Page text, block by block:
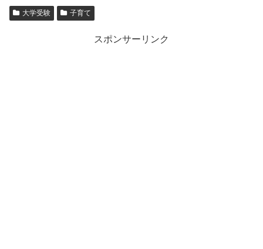
大学受験 子育て
スポンサーリンク